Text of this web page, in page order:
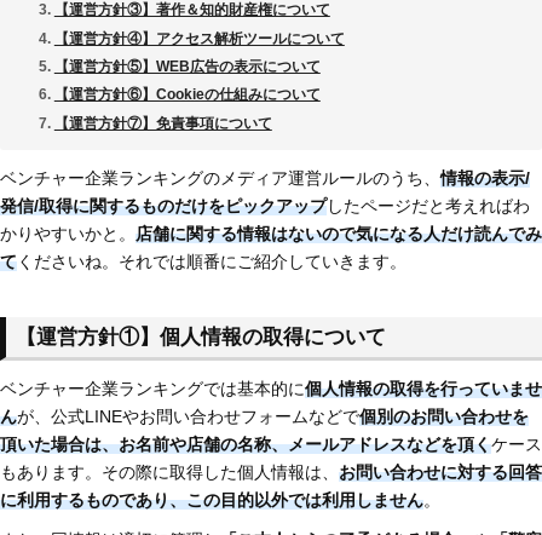
【運営方針③】著作＆知的財産権について
【運営方針④】アクセス解析ツールについて
【運営方針⑤】WEB広告の表示について
【運営方針⑥】Cookieの仕組みについて
【運営方針⑦】免責事項について
ベンチャー企業ランキングのメディア運営ルールのうち、情報の表示/
発信/取得に関するものだけをピックアップしたページだと考えればわ
かりやすいかと。 店舗に関する情報はないので気になる人だけ読んでみ
てくださいね。それでは順番にご紹介していきます。
【運営方針①】個人情報の取得について
ベンチャー企業ランキングでは基本的に個人情報の取得を行っていませ
んが、公式LINEやお問い合わせフォームなどで個別のお問い合わせを
頂いた場合は、お名前や店舗の名称、メールアドレスなどを頂くケース
もあります。その際に取得した個人情報は、 お問い合わせに対する回答
に利用するものであり、この目的以外では利用しません。